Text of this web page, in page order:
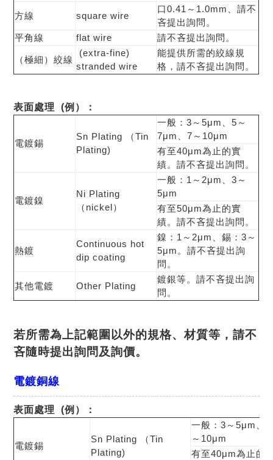
方線 square wire
口0.41～1.0mm、請不
吝提出詢問。
平角線
flat wire 請不吝提出詢問。
（極細）絞線
(extra-fine)
stranded wire
能提供所需的絞線規
格，請不吝提出詢問。
表面處理 (例） ：
電鍍錫
Sn Plating （Tin
Plating)
一般：3～5μm、5～
7μm、7～10μm
有至40μm為止的實
績。請不吝提出詢問。
電鍍鎳
Ni Plating
（nickel）
一般：1～2μm、3～
5μm
有至50μm為止的實
績。請不吝提出詢問。
熱鍍
Continuous hot
dip coating
鎳：1～2μm、錫：3～
5μm。請不吝提出詢
問。
其他電鍍 Other Plating
鍍銀等。請不吝提出詢
問。
若所需為上記範圍以外的規格、材質等，請不
吝隨時提出詢問及詢價。
電鍍銅線
表面處理 (例） ：
電鍍錫
Sn Plating （Tin
Plating)
一般：3～5μm、
～10μm
有至40μm為止的